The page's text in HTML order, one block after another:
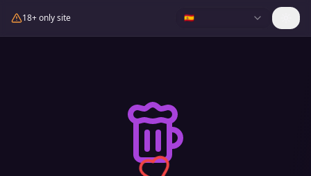
18+ only site 🇪🇸